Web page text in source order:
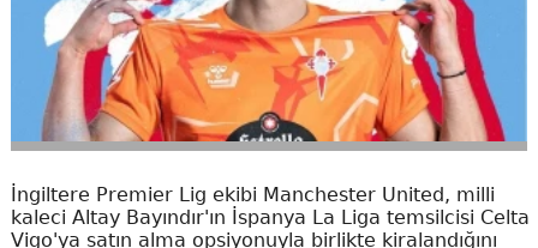
İngiltere Premier Lig ekibi Manchester United, milli
kaleci Altay Bayındır'ın İspanya La Liga temsilcisi Celta
Vigo'ya satın alma opsiyonuyla birlikte kiralandığını